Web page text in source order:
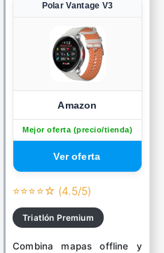
Polar Vantage V3
Amazon
Mejor oferta (precio/tienda)
⭐⭐⭐⭐☆ (4.5/5)
Triatlón Premium
Combina mapas offline y